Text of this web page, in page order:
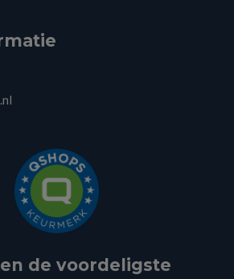
de voordeligste